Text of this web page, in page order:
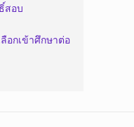
สอบ
อกเข้าศึกษาต่อ